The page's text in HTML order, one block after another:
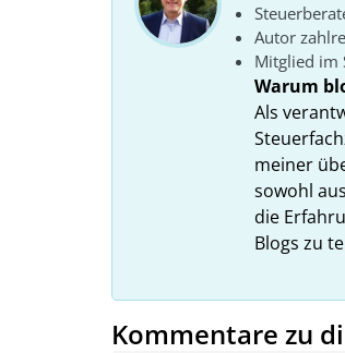
Autor
Mitglied im
Warum
Als
meiner
sowohl
die
Blogs zu
Kommentare zu